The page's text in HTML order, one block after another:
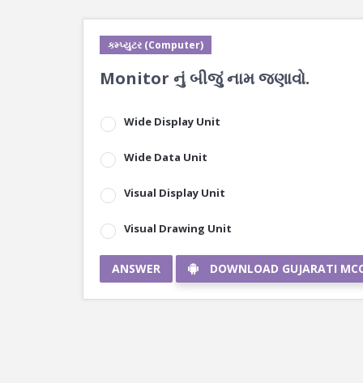
કમ્પ્યુટર (Computer)
Monitor નું બીજું નામ જણાવો.
Wide Display Unit
Wide Data Unit
Visual Display Unit
Visual Drawing Unit
ANSWER DOWNLOAD GUJARATI